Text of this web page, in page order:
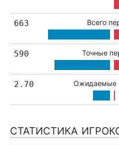
663 Всего
590 Точные
2.70 Ожидаемые
СТАТИСТИКА